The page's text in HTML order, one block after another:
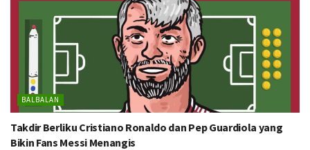
BALBALAN
Takdir Berliku Cristiano Ronaldo dan Pep Guardiola yang
Bikin Fans Messi Menangis